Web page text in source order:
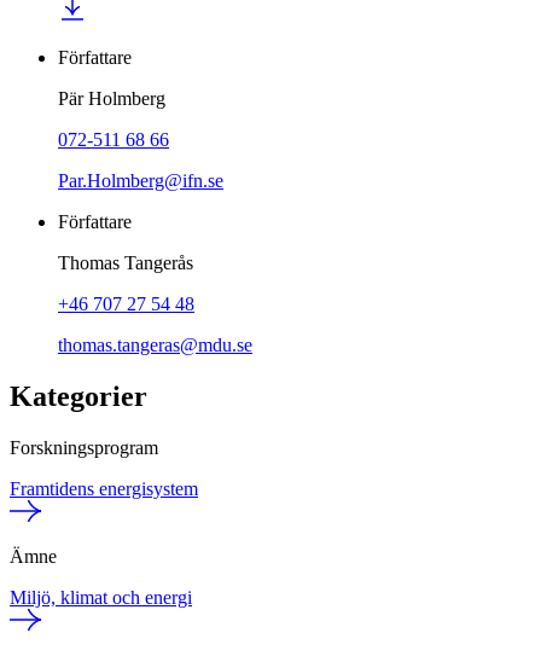
Författare
Pär Holmberg
072-511 68 66
Par.Holmberg@ifn.se
Författare
Thomas Tangerås
+46 707 27 54 48
thomas.tangeras@mdu.se
Kategorier
Forskningsprogram
Framtidens energisystem
Ämne
Miljö, klimat och energi